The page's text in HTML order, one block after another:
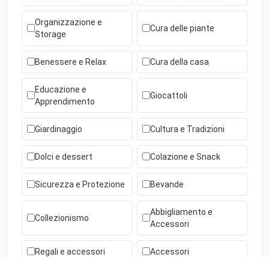
Organizzazione e
Storage
Cura delle piante
Benessere e Relax Cura della casa
Educazione e
Apprendimento
Giocattoli
Giardinaggio Cultura e Tradizioni
Dolci e dessert Colazione e Snack
Sicurezza e Protezione Bevande
Collezionismo
Abbigliamento e
Accessori
Regali e accessori Accessori